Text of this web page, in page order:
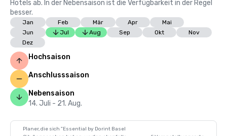
Hotels ab. In der Nebensaison ist die Verfügbarkeit in der Regel
besser.
Jan Feb Mär Apr
Mai
Jun
Jul Aug Sep Okt
Nov
Dez
Hochsaison
Anschlusssaison
Nebensaison
14. Juli - 21. Aug.
Planer, die sich "Essential by Dorint Basel